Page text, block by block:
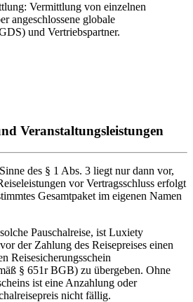
Vermittlung von einzelnen
angeschlossene globale
und Vertriebspartner.
Veranstaltungsleistungen
des § 1 Abs. 3 liegt nur dann vor,
vor Vertragsschluss erfolgt
Gesamtpaket im eigenen Namen
Pauschalreise, ist Luxiety
der Zahlung des Reisepreises einen
Reisesicherungsschein
§ 651r BGB) zu übergeben. Ohne
ist eine Anzahlung oder
nicht fällig.